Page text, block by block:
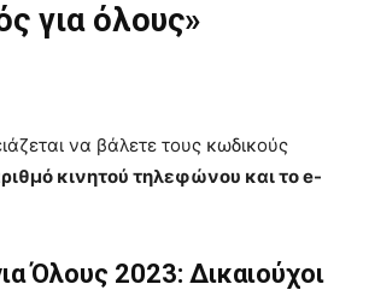
για όλους»
να βάλετε τους κωδικούς
κινητού τηλεφώνου και το e-
Όλους 2023: Δικαιούχοι